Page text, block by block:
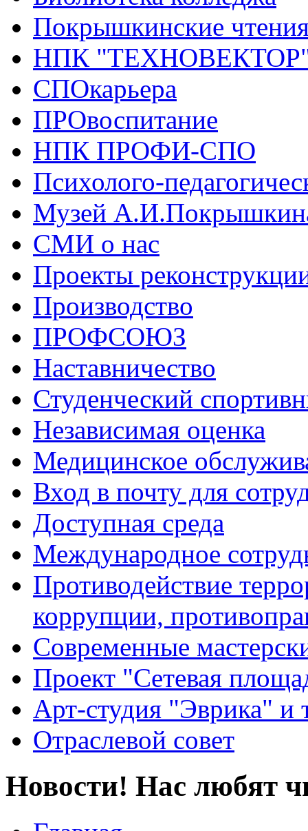
Покрышкинские
НПК
СПОкарьера
ПРОвоспитание
НПК ПРОФИ-СПО
Психолого-
Музей
СМИ о нас
Проекты
Производство
ПРОФСОЮЗ
Наставничество
Студенческий
Независимая оценка
Медицинское
Вход в почту для
Доступная среда
Международное
Противодействие
коррупции,
Современные
Проект "Сетевая
Арт-студия "Эврика" и
Отраслевой совет
Новости! Нас любят